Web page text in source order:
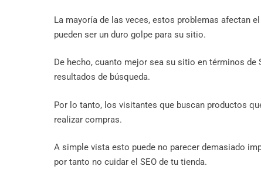
La mayoría de las veces, estos problemas afectan
pueden ser un duro golpe para su sitio.
De hecho, cuanto mejor sea su sitio en términos de
resultados de búsqueda.
Por lo tanto, los visitantes que buscan productos
realizar compras.
A simple vista esto puede no parecer demasiado
por tanto no cuidar el SEO de tu tienda.